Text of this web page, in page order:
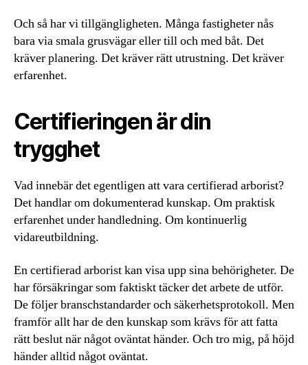
Och så har vi tillgängligheten. Många fastigheter nås
bara via smala grusvägar eller till och med båt. Det
kräver planering. Det kräver rätt utrustning. Det kräver
erfarenhet.
Certifieringen är din
trygghet
Vad innebär det egentligen att vara certifierad arborist?
Det handlar om dokumenterad kunskap. Om praktisk
erfarenhet under handledning. Om kontinuerlig
vidareutbildning.
En certifierad arborist kan visa upp sina behörigheter. De
har försäkringar som faktiskt täcker det arbete de utför.
De följer branschstandarder och säkerhetsprotokoll. Men
framför allt har de den kunskap som krävs för att fatta
rätt beslut när något oväntat händer. Och tro mig, på höjd
händer alltid något oväntat.